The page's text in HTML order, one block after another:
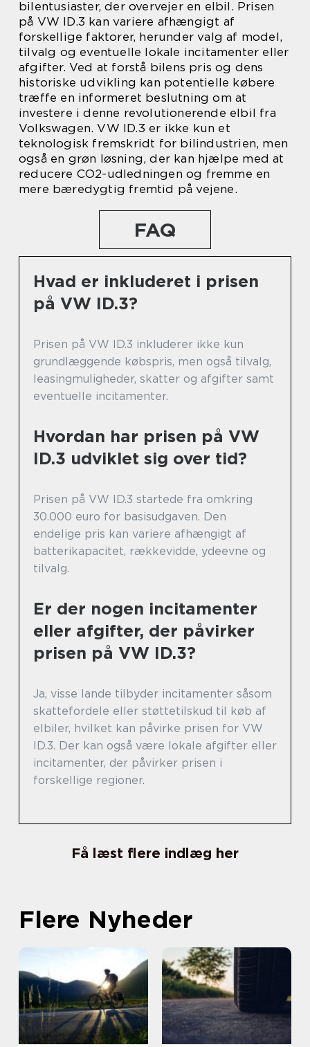
bilentusiaster, der overvejer en elbil. Prisen
på VW ID.3 kan variere afhængigt af
forskellige faktorer, herunder valg af model,
tilvalg og eventuelle lokale incitamenter eller
afgifter. Ved at forstå bilens pris og dens
historiske udvikling kan potentielle købere
træffe en informeret beslutning om at
investere i denne revolutionerende elbil fra
Volkswagen. VW ID.3 er ikke kun et
teknologisk fremskridt for bilindustrien, men
også en grøn løsning, der kan hjælpe med at
reducere CO2-udledningen og fremme en
mere bæredygtig fremtid på vejene.
FAQ
Hvad er inkluderet i prisen
på VW ID.3?
Prisen på VW ID.3 inkluderer ikke kun
grundlæggende købspris, men også tilvalg,
leasingmuligheder, skatter og afgifter samt
eventuelle incitamenter.
Hvordan har prisen på VW
ID.3 udviklet sig over tid?
Prisen på VW ID.3 startede fra omkring
30.000 euro for basisudgaven. Den
endelige pris kan variere afhængigt af
batterikapacitet, rækkevidde, ydeevne og
tilvalg.
Er der nogen incitamenter
eller afgifter, der påvirker
prisen på VW ID.3?
Ja, visse lande tilbyder incitamenter såsom
skattefordele eller støttetilskud til køb af
elbiler, hvilket kan påvirke prisen for VW
ID.3. Der kan også være lokale afgifter eller
incitamenter, der påvirker prisen i
forskellige regioner.
Få læst flere indlæg her
Flere Nyheder